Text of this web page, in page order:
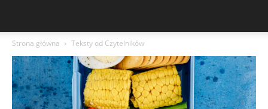
Strona główna Teksty od Czytelników